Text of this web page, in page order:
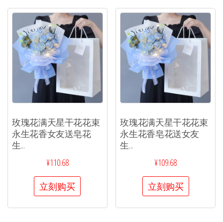
玫瑰花满天星干花花束
永生花香女友送皂花
生...
¥110.68
立刻购买
玫瑰花满天星干花花束
永生花香皂花送女友
生...
¥109.68
立刻购买